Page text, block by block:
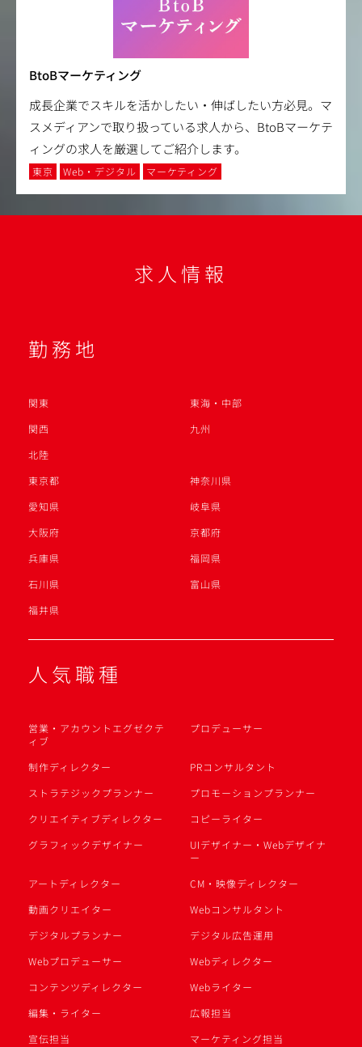
BtoBマーケティング
成長企業でスキルを活かしたい・伸ばしたい方必見。マ
スメディアンで取り扱っている求人から、BtoBマーケテ
ィングの求人を厳選してご紹介します。
東京 Web・デジタル マーケティング
求人情報
勤務地
関東
東海・中部
関西
九州
北陸
東京都
神奈川県
愛知県
岐阜県
大阪府
京都府
兵庫県
福岡県
石川県
富山県
福井県
人気職種
営業・アカウントエグゼクテ
ィブ
プロデューサー
制作ディレクター
PRコンサルタント
ストラテジックプランナー
プロモーションプランナー
クリエイティブディレクター
コピーライター
グラフィックデザイナー
UIデザイナー・Webデザイナ
ー
アートディレクター
CM・映像ディレクター
動画クリエイター
Webコンサルタント
デジタルプランナー
デジタル広告運用
Webプロデューサー
Webディレクター
コンテンツディレクター
Webライター
編集・ライター
広報担当
宣伝担当
マーケティング担当